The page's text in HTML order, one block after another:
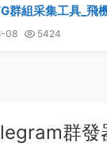
群組采集工具_飛
群組采集
08 5424
群發